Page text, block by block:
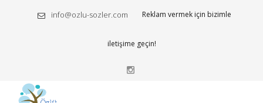
info@ozlu-sozler.com Reklam vermek için bizimle
iletişime geçin!